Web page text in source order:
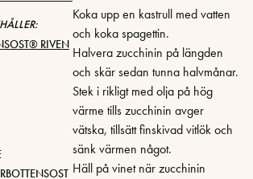
RIVEN
Koka upp en kastrull med vatten
och koka spagettin.
Halvera zucchinin på längden
och skär sedan tunna halvmånar.
Stek i rikligt med olja på hög
värme tills zucchinin avger
vätska, tillsätt finskivad vitlök och
sänk värmen något.
Häll på vinet när zucchinin